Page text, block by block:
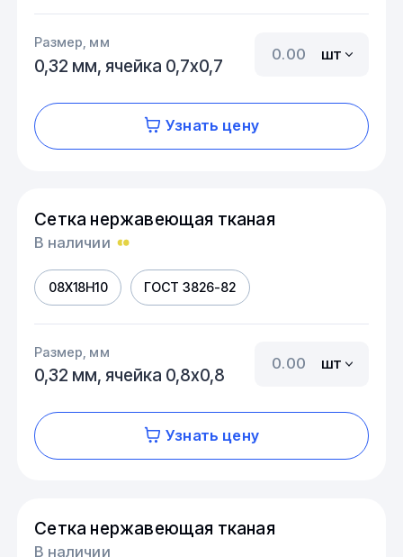
Размер, мм
0,32 мм, ячейка 0,7х0,7
шт
Узнать цену
Сетка нержавеющая тканая
В наличии
08Х18Н10 ГОСТ 3826-82
Размер, мм
0,32 мм, ячейка 0,8х0,8
шт
Узнать цену
Сетка нержавеющая тканая
В наличии